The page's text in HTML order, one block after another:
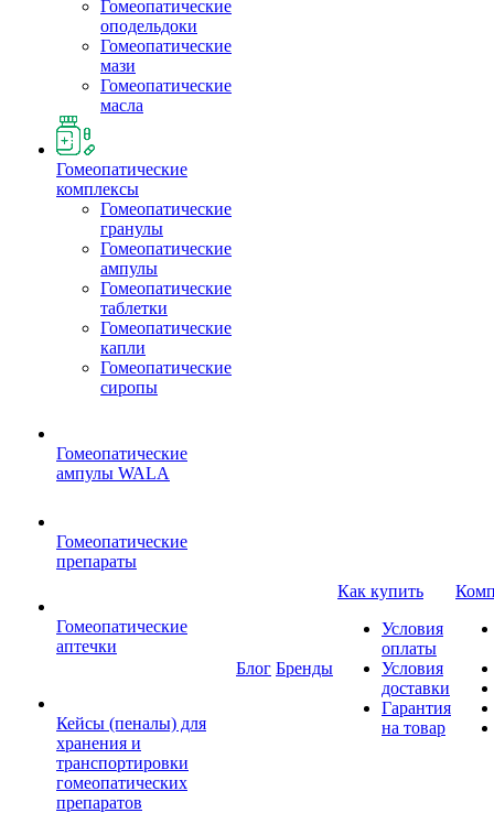
Гомеопатические
оподельдоки
Гомеопатические
мази
Гомеопатические
масла
Гомеопатические
комплексы
Гомеопатические
гранулы
Гомеопатические
ампулы
Гомеопатические
таблетки
Гомеопатические
капли
Гомеопатические
сиропы
Гомеопатические
ампулы WALA
Гомеопатические
препараты
Гомеопатические
аптечки
Кейсы (пеналы) для
хранения и
транспортировки
гомеопатических
препаратов
Блог Бренды
Как купить
Условия
оплаты
Условия
доставки
Гарантия
на товар